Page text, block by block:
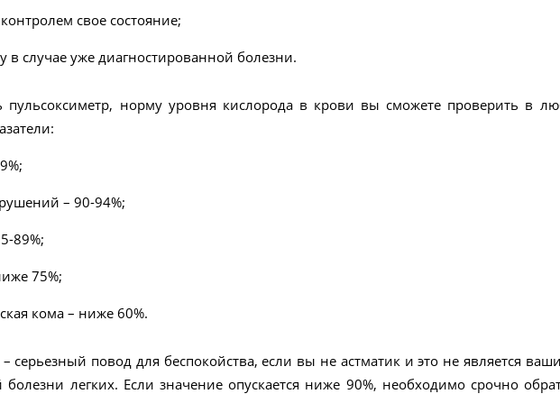
свое состояние;
в случае уже диагностированной болезни.
пульсоксиметр, норму уровня кислорода в крови вы сможете проверить в
– 90-94%;
89%;
75%;
кома – ниже 60%.
серьезный повод для беспокойства, если вы не астматик и это не является
болезни легких. Если значение опускается ниже 90%, необходимо срочно